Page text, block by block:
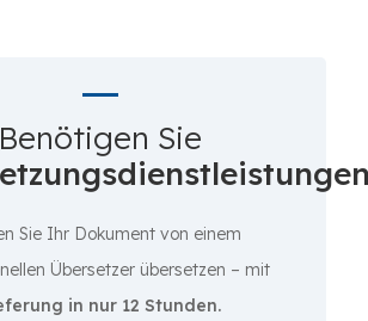
Benötigen Sie
Sie Ihr Dokument von einem
Übersetzer übersetzen – mit
in nur 12 Stunden.